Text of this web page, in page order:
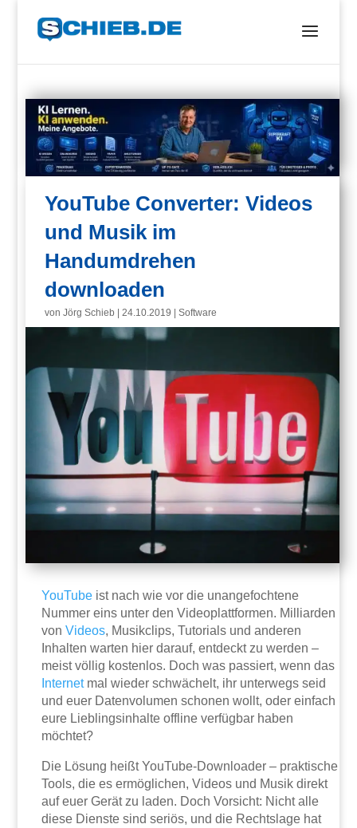
YouTube Converter: Videos
und Musik im
Handumdrehen
downloaden
vonJörg Schieb |24.10.2019 |Software
YouTube ist nach wie vor die unangefochtene
Nummer eins unter den Videoplattformen. Milliarden
vonVideos, Musikclips, Tutorials und anderen
Inhalten warten hier darauf, entdeckt zu werden –
meist völlig kostenlos. Doch was passiert, wenn das
Internetmal wieder schwächelt, ihr unterwegs seid
und euer Datenvolumen schonen wollt, oder einfach
eure Lieblingsinhalte offline verfügbar haben
möchtet?
Die Lösung heißt YouTube-Downloader – praktische
Tools, die es ermöglichen, Videos und Musik direkt
auf euer Gerät zu laden. Doch Vorsicht: Nicht alle
diese Dienste sind seriös, und die Rechtslage hat